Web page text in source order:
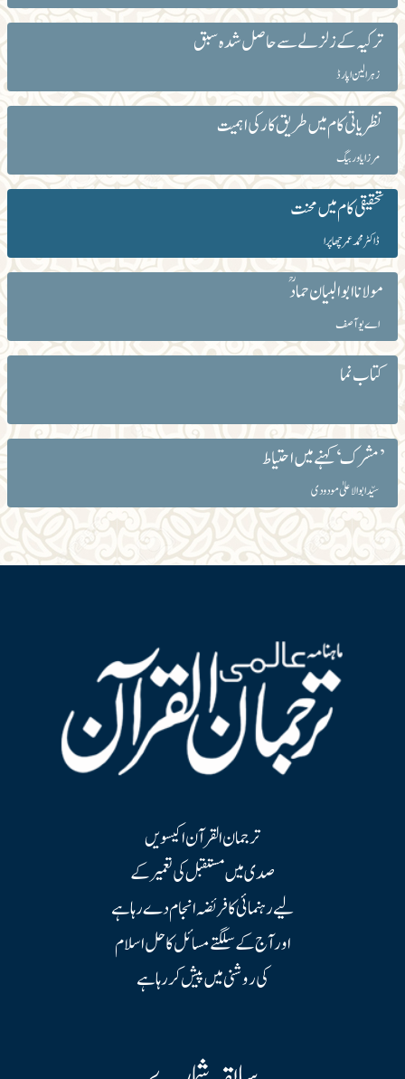
ترکیہ کے زلزلے سے حاصل شدہ سبق
زہرا لین اپارڈ
نظریاتی کام میں طریق کار کی اہمیت
مرزا یاور بیگ
تحقیقی کام میں محنت
ڈاکٹر محمد عمر چھاپرا
مولانا ابوالبيان حمادؒ
اے یو آصف
کتاب نما
’مشرک‘ کہنے میں احتیاط
سیّد ابوالاعلیٰ مودودی
ترجمان القرآن اکیسویں
صدی میں مستقبل کی تعمیر کے
لیے رہنمائی کا فریضہ انجام دے رہا ہے
اور آج کے سلگتے مسائل کا حل اسلام
کی روشنی میں پیش کر رہا ہے